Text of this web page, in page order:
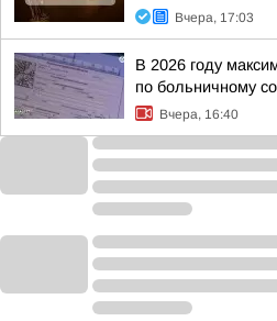
Вчера, 17:03
В 2026 году
по больничному
Вчера, 16:40